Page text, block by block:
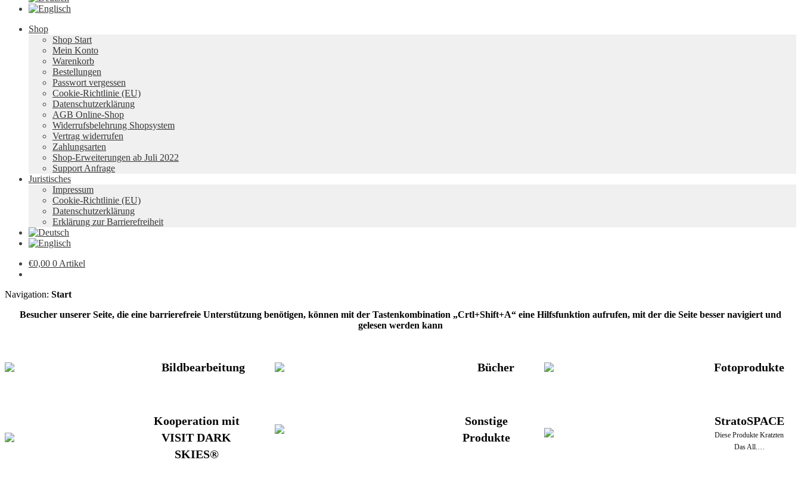
Shop
Shop Start
Mein Konto
Warenkorb
Bestellungen
Passwort vergessen
Cookie-Richtlinie (EU)
Datenschutzerklärung
AGB Online-Shop
Widerrufsbelehrung Shopsystem
Vertrag widerrufen
Zahlungsarten
Shop-Erweiterungen ab Juli 2022
Support Anfrage
Juristisches
Impressum
Cookie-Richtlinie (EU)
Datenschutzerklärung
Erklärung zur Barrierefreiheit
€0,00 0 Artikel
Navigation: Start
Besucher unserer Seite, die eine barrierefreie Unterstützung benötigen, können mit der Tastenkombination „Crtl+Shift+A“ eine Hilfsfunktion aufrufen, mit der die Seite besser navigiert und
gelesen werden kann
Bildbearbeitung Bücher Fotoprodukte
Kooperation mit
VISIT DARK
SKIES®
Sonstige
Produkte
StratoSPACE
Diese Produkte Kratzten
Das All.…